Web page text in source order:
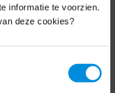
informatie te voorzien.
deze cookies?